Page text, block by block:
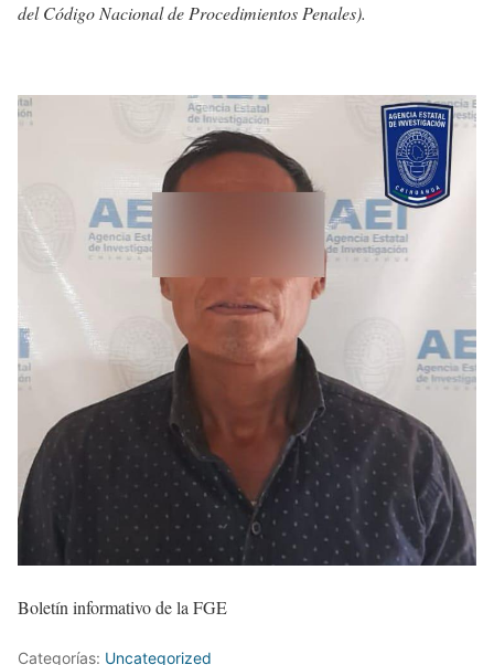
del Código Nacional de Procedimientos Penales).
Boletín informativo de la FGE
Categorías: Uncategorized